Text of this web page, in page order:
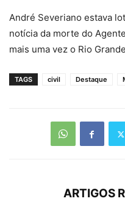
André Severiano estava
notícia da morte do
mais uma vez o Rio
TAGS civil Destaque
ARTIGOS